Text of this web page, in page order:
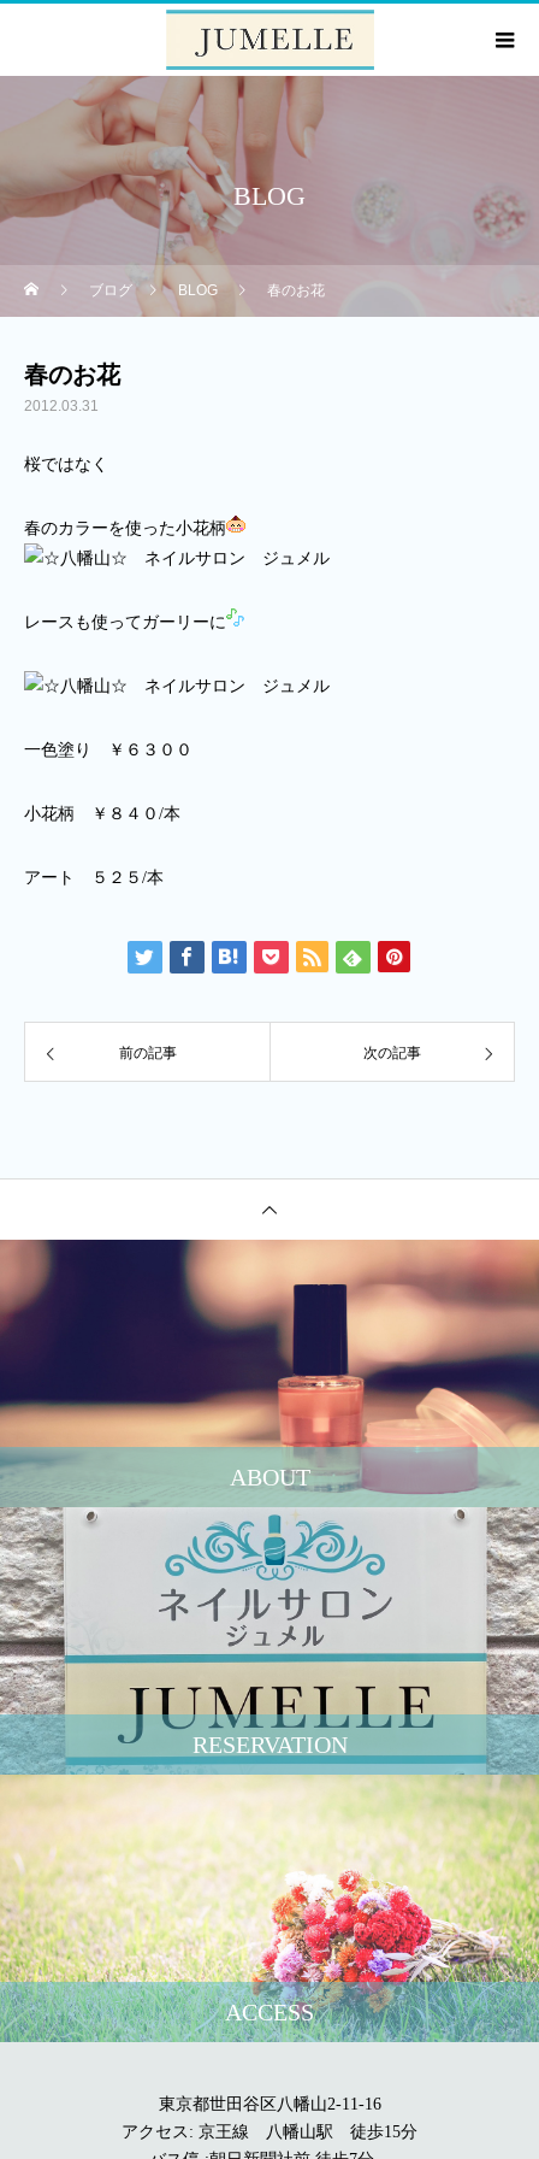
BLOG
ブログ BLOG 春のお花
春のお花
2012.03.31
桜ではなく
春のカラーを使った小花柄
レースも使ってガーリーに
一色塗り ￥６３００
小花柄 ￥８４０/本
アート ５２５/本
前の記事 次の記事
ABOUT
RESERVATION
ACCESS
東京都世田谷区八幡山2-11-16
アクセス: 京王線 八幡山駅 徒歩15分